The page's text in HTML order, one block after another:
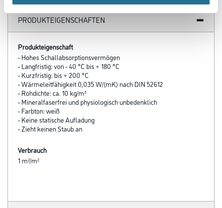
PRODUKTEIGENSCHAFTEN
Produkteigenschaft
- Hohes Schallabsorptionsvermögen
- Langfristig: von - 40 °C bis + 180 °C
- Kurzfristig: bis + 200 °C
- Wärmeleitfähigkeit 0,035 W/(mK) nach DIN 52612
- Rohdichte: ca. 10 kg/m³
- Mineralfaserfrei und physiologisch unbedenklich
- Farbton: weiß
- Keine statische Aufladung
- Zieht keinen Staub an
Verbrauch
1 m²/m²